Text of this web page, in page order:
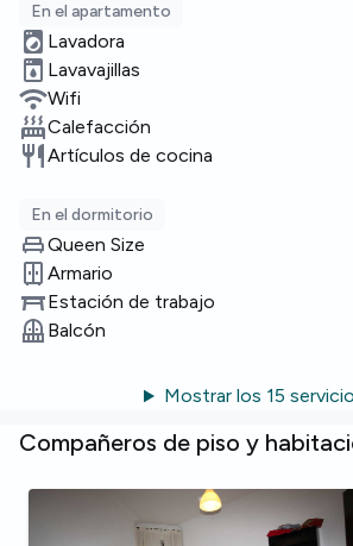
En el apartamento
Lavadora
Lavavajillas
Wifi
Calefacción
Artículos de cocina
En el dormitorio
Queen Size
Armario
Estación de trabajo
Balcón
Mostrar los 15
Compañeros de piso y